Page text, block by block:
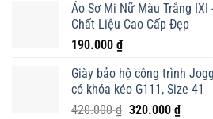
Áo Sơ Mi Nữ Màu Trắng IXI
Chất Liệu Cao Cấp Đẹp
190.000 ₫
Giày bảo hộ công trình
có khóa kéo G111, Size 41
420.000₫ Giá
320.000 ₫Giá